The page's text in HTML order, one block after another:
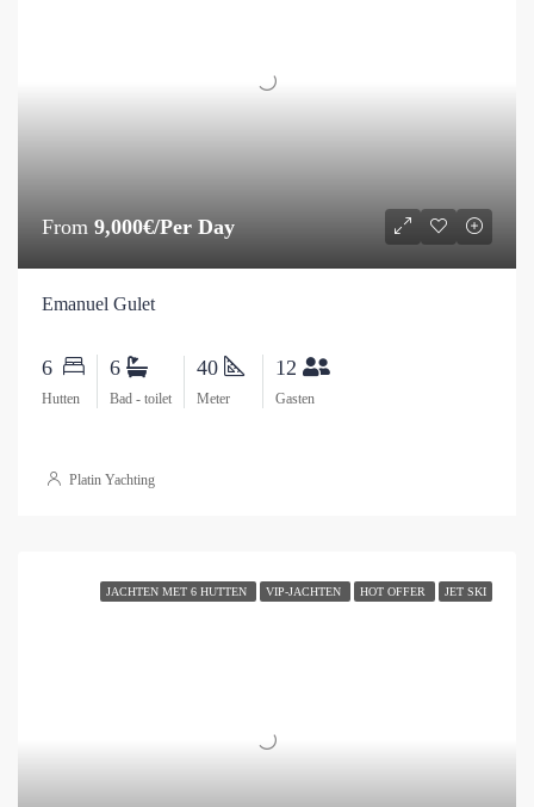
From 9,000€/Per Day
Emanuel Gulet
6
Hutten
6
Bad - toilet
40
Meter
12
Gasten
Platin Yachting
JACHTEN MET 6 HUTTEN VIP-JACHTEN HOT OFFER JET SKI